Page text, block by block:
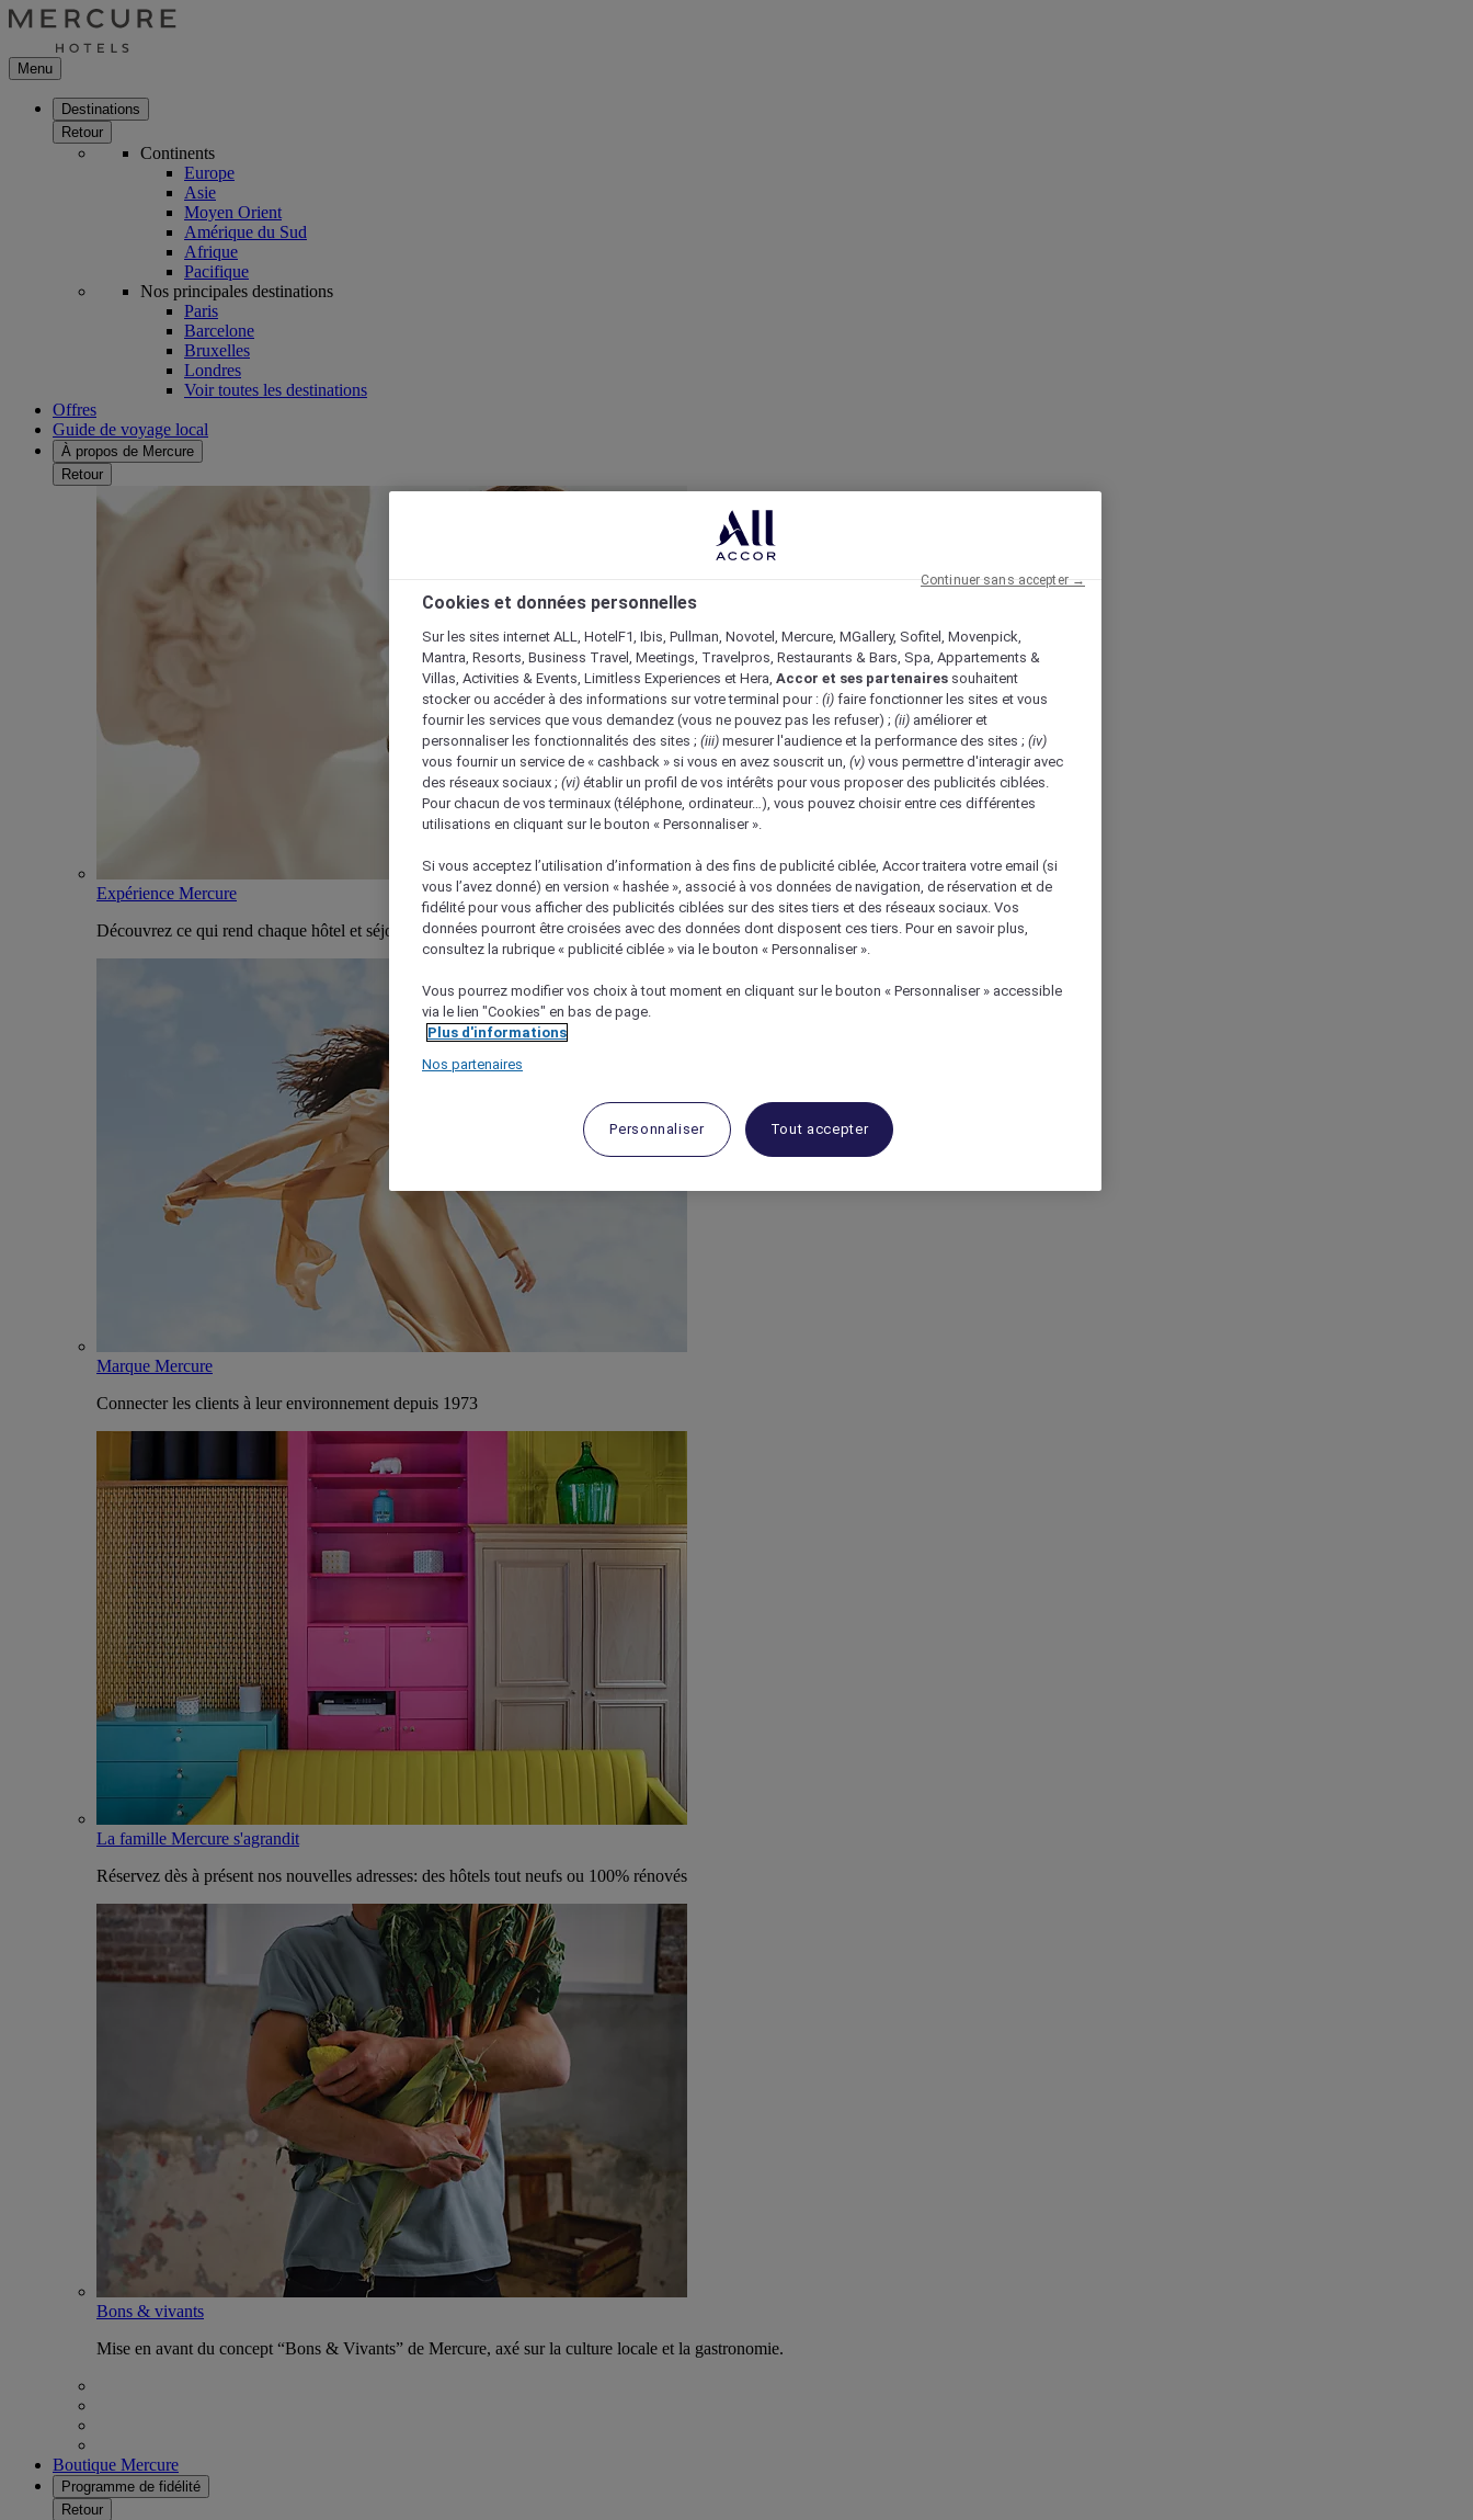
Menu
Destinations
Retour
Continents
Europe
Asie
Moyen Orient
Amérique du Sud
Afrique
Pacifique
Nos principales destinations
Paris
Barcelone
Bruxelles
Londres
Voir toutes les destinations
Offres
Guide de voyage local
À propos de Mercure
Retour
Expérience Mercure
Découvrez ce qui rend chaque hôtel et séjour Mercure unique
Marque Mercure
Connecter les clients à leur environnement depuis 1973
La famille Mercure s'agrandit
Réservez dès à présent nos nouvelles adresses: des hôtels tout neufs ou 100% rénovés
Bons & vivants
Mise en avant du concept “Bons & Vivants” de Mercure, axé sur la culture locale et la gastronomie.
Boutique Mercure
Programme de fidélité
Retour
Cookies et données personnelles
Sur les sites internet ALL, HotelF1, Ibis, Pullman, Novotel, Mercure, MGallery, Sofitel, Movenpick,
Mantra, Resorts, Business Travel, Meetings, Travelpros, Restaurants & Bars, Spa, Appartements &
Villas, Activities & Events, Limitless Experiences et Hera, Accor et ses partenaires souhaitent
stocker ou accéder à des informations sur votre terminal pour : (i) faire fonctionner les sites et vous
fournir les services que vous demandez (vous ne pouvez pas les refuser) ; (ii) améliorer et
personnaliser les fonctionnalités des sites ; (iii) mesurer l'audience et la performance des sites ; (iv)
vous fournir un service de « cashback » si vous en avez souscrit un, (v) vous permettre d'interagir avec
des réseaux sociaux ; (vi) établir un profil de vos intérêts pour vous proposer des publicités ciblées.
Pour chacun de vos terminaux (téléphone, ordinateur…), vous pouvez choisir entre ces différentes
utilisations en cliquant sur le bouton « Personnaliser ».
Si vous acceptez l’utilisation d’information à des fins de publicité ciblée, Accor traitera votre email (si
vous l’avez donné) en version « hashée », associé à vos données de navigation, de réservation et de
fidélité pour vous afficher des publicités ciblées sur des sites tiers et des réseaux sociaux. Vos
données pourront être croisées avec des données dont disposent ces tiers. Pour en savoir plus,
consultez la rubrique « publicité ciblée » via le bouton « Personnaliser ».
Vous pourrez modifier vos choix à tout moment en cliquant sur le bouton « Personnaliser » accessible
via le lien "Cookies" en bas de page.
Plus d'informations
Nos partenaires
Personnaliser Tout accepter
Continuer sans accepter →